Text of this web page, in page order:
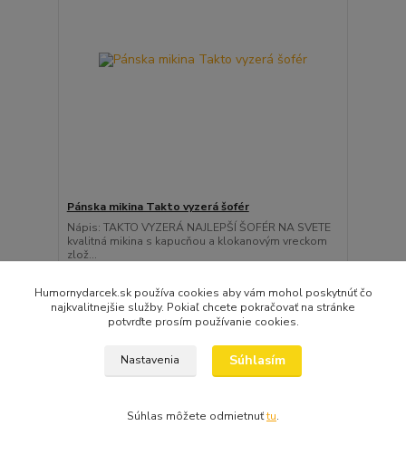
Pánska mikina Takto vyzerá šofér
Nápis: TAKTO VYZERÁ NAJLEPŠÍ ŠOFÉR NA SVETE
kvalitná mikina s kapucňou a klokanovým vreckom
zlož...
Zvoliť variant
Humornydarcek.sk používa cookies aby vám mohol poskytnúť čo
najkvalitnejšie služby. Pokiaľ chcete pokračovať na stránke
potvrďte prosím používanie cookies.
Nastavenia Súhlasím
Súhlas môžete odmietnuťtu.